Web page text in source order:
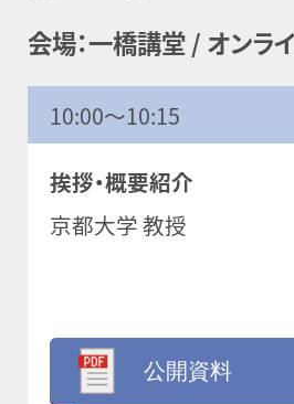
会場：一橋講堂 / オンラ
10:00～10:15
挨拶・概要紹介
京都大学 教授
公開資料